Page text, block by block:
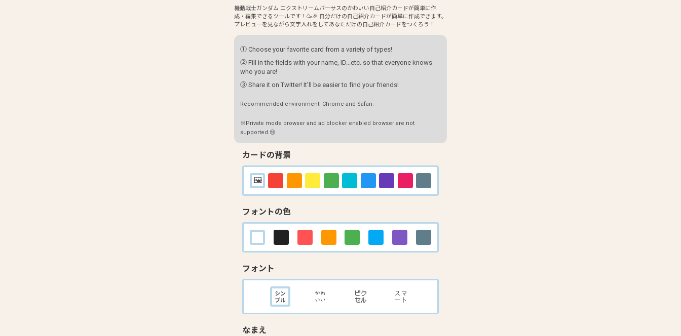
機動戦士ガンダム エクストリームバーサスのかわいい自己紹介カードが簡単に作
成・編集できるツールです！🥳🎉 自分だけの自己紹介カードが簡単に作成できます。
プレビューを見ながら文字入れをしてあなただけの自己紹介カードをつくろう！
① Choose your favorite card from a variety of types!
② Fill in the fields with your name, ID...etc. so that everyone knows
who you are!
③ Share it on Twitter! It'll be easier to find your friends!
Recommended environment: Chrome and Safari.
※Private mode browser and ad blocker enabled browser are not
supported.😢
カードの背景
フォントの色
フォント
なまえ